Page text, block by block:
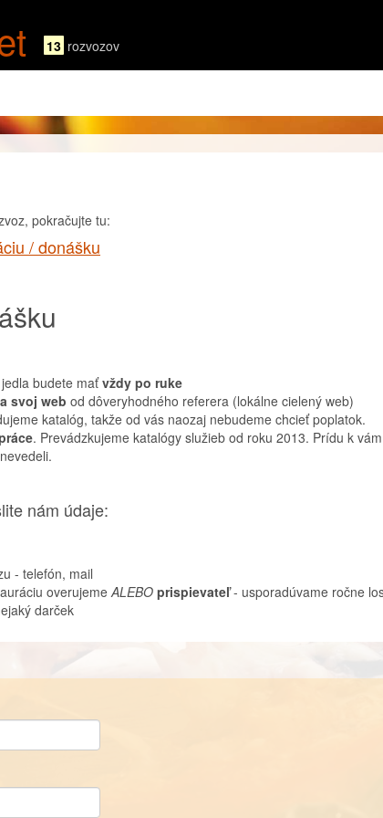
13 rozvozov
pokračujte tu:
/ donášku
budete maťvždy po ruke
svoj web od dôveryhodného referera (lokálne cielený web)
katalóg, takže od vás naozaj nebudeme chcieť poplatok.
. Prevádzkujeme katalógy služieb od roku 2013. Prídu k
nám údaje:
- telefón, mail
overujemeALEBO prispievateľ- usporadúvame ročne
darček